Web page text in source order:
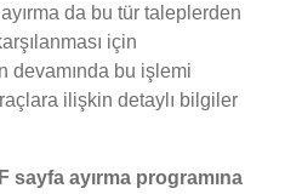
da bu tür taleplerden
için
devamında bu işlemi
ilişkin detaylı bilgiler
sayfa ayırma programına